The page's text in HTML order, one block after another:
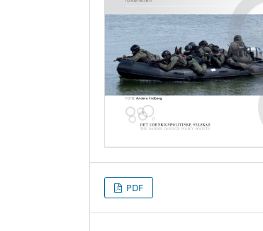
PDF